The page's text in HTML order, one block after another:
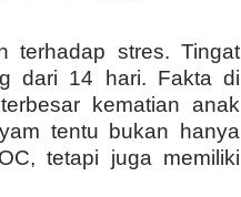
terhadap stres. Tingat
dari 14 hari. Fakta di
kematian anak
tentu bukan hanya
tetapi juga memiliki